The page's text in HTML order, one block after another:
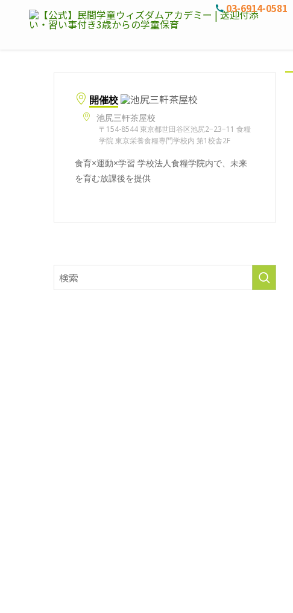
03-6914-0581
開催校
池尻三軒茶屋校
〒154-8544 東京都世田谷区池尻2−23−11 食糧
学院 東京栄養食糧専門学校内 第1校舎2F
食育×運動×学習 学校法人食糧学院内で、未来
を育む放課後を提供